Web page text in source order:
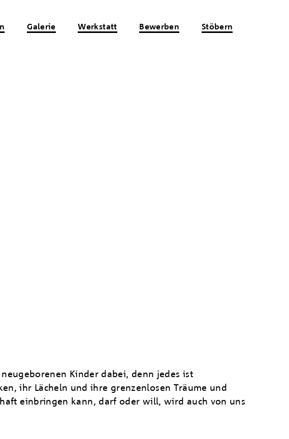
Galerie Werkstatt Bewerben Stöbern
Kinder dabei, denn jedes ist
ihr Lächeln und ihre grenzenlosen Träume und
einbringen kann, darf oder will, wird auch von uns